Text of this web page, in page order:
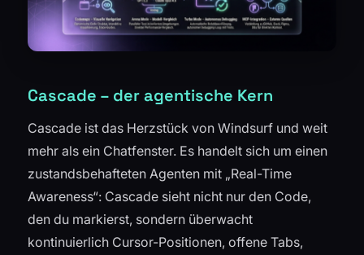
Cascade – der agentische Kern
Cascade ist das Herzstück von Windsurf und weit
mehr als ein Chatfenster. Es handelt sich um einen
zustandsbehafteten Agenten mit „Real-Time
Awareness“: Cascade sieht nicht nur den Code,
den du markierst, sondern überwacht
kontinuierlich Cursor-Positionen, offene Tabs,